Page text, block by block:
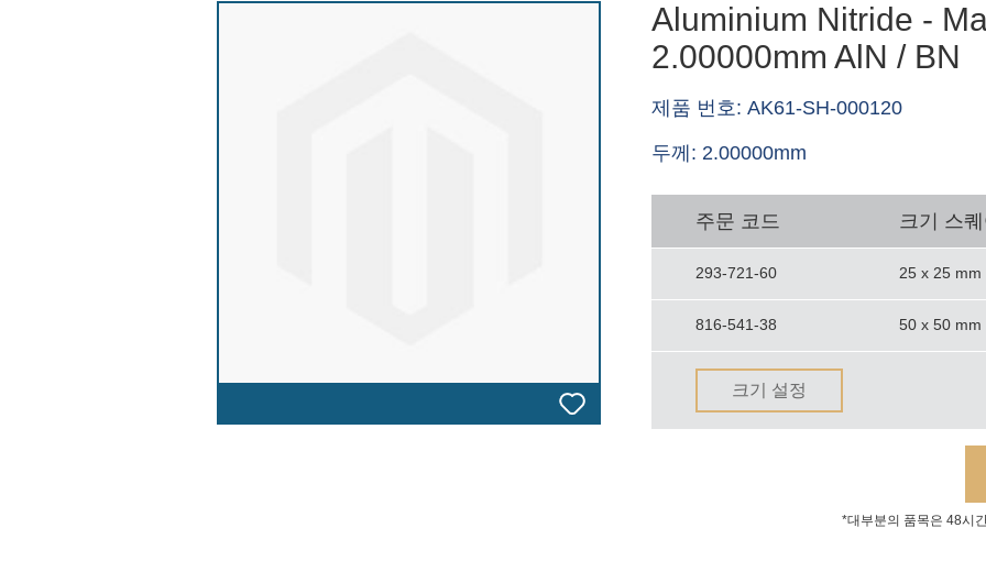
Aluminium Nitride -
2.00000mm AlN / BN
제품 번호: AK61-SH-000120
두께: 2.00000mm
주문 코드 크기 스퀘
293-721-60 25 x 25 mm
816-541-38 50 x 50 mm
크기 설정
*대부분의 품목은 48시